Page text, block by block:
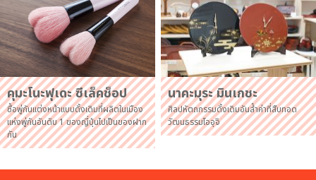
คุมะโนะฟุเดะ ซีเล็คช็อป
ซื้อพู่กันแต่งหน้าแบบดั้งเดิมที่ผลิตในเมือง
แห่งพู่กันอันดับ 1 ของญี่ปุ่นไปเป็นของฝาก
กัน
นาคะมุระ มินเกชะ
ศิลปหัตถกรรมดั้งเดิมอันล้ำค่าที่สืบทอด
วัฒนธรรมโออุจิ